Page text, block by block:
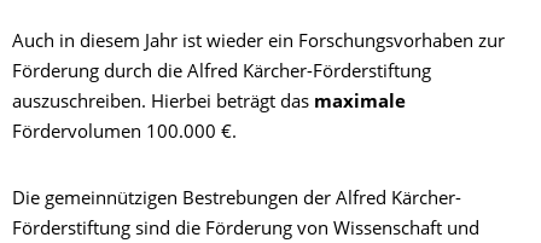
Auch in diesem Jahr ist wieder ein Forschungsvorhaben zur
Förderung durch die Alfred Kärcher-Förderstiftung
auszuschreiben. Hierbei beträgt das maximale
Fördervolumen 100.000 €.
Die gemeinnützigen Bestrebungen der Alfred Kärcher-
Förderstiftung sind die Förderung von Wissenschaft und